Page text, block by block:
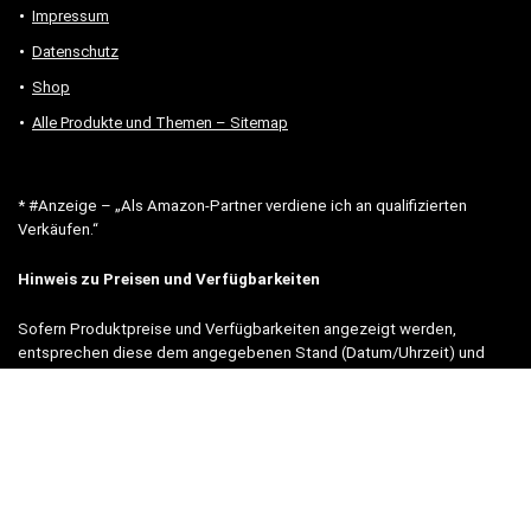
Impressum
Datenschutz
Shop
Alle Produkte und Themen – Sitemap
* #Anzeige – „Als Amazon-Partner verdiene ich an qualifizierten
Verkäufen.“
Hinweis zu Preisen und Verfügbarkeiten
Sofern Produktpreise und Verfügbarkeiten angezeigt werden,
entsprechen diese dem angegebenen Stand (Datum/Uhrzeit) und